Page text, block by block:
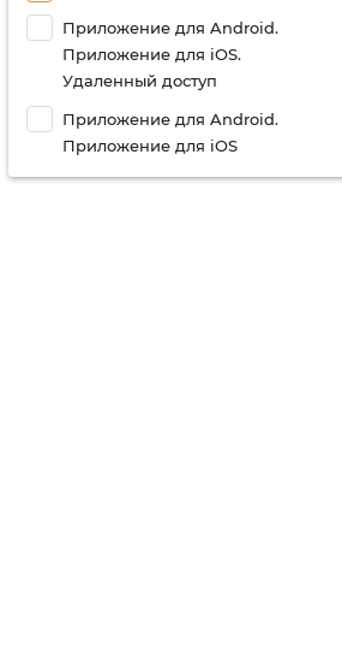
Приложение для Android.
Приложение для iOS.
Удаленный доступ
Приложение для Android.
Приложение для iOS